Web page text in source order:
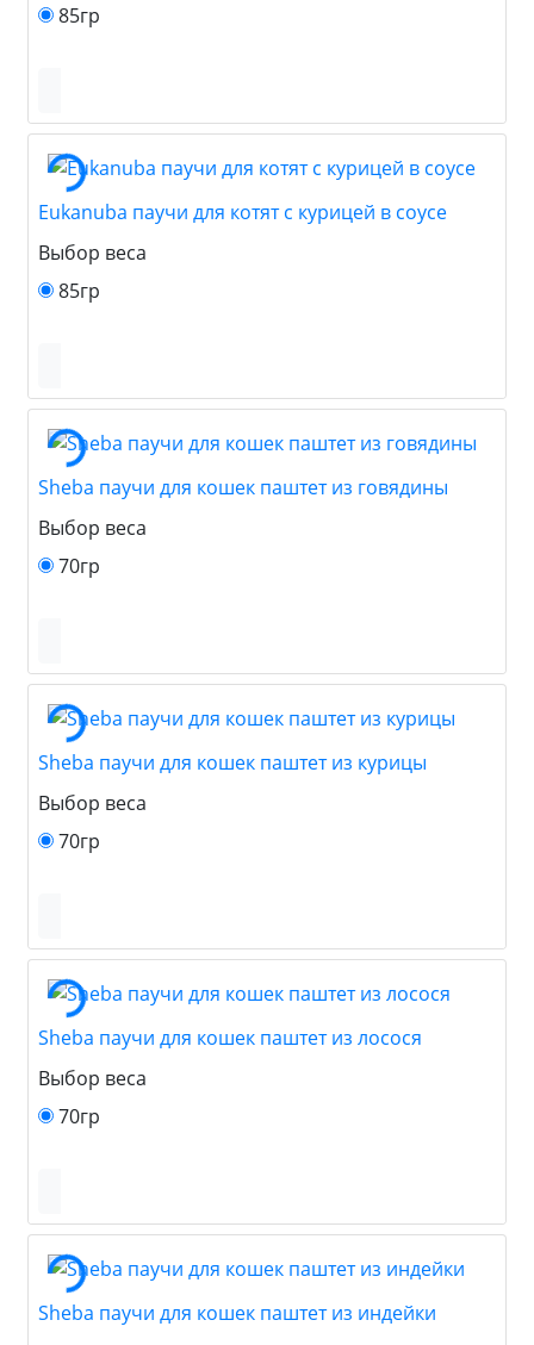
85гр
Eukanuba паучи для котят с курицей в соусе
Выбор веса
85гр
Sheba паучи для кошек паштет из говядины
Выбор веса
70гр
Sheba паучи для кошек паштет из курицы
Выбор веса
70гр
Sheba паучи для кошек паштет из лосося
Выбор веса
70гр
Sheba паучи для кошек паштет из индейки